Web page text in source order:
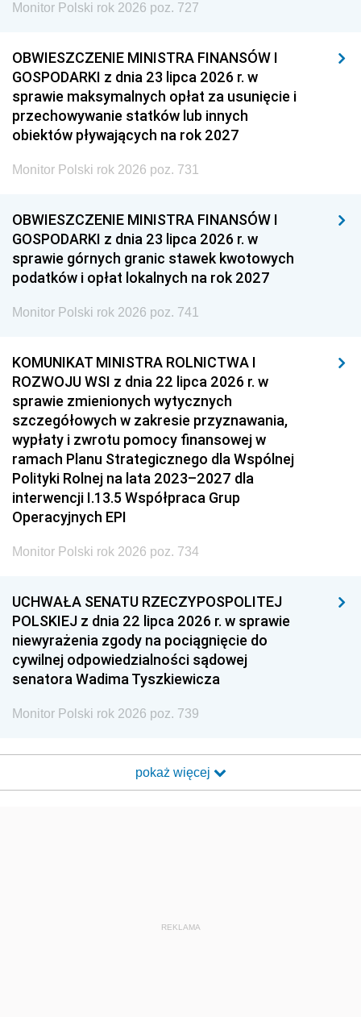
Monitor Polski rok 2026 poz. 727
OBWIESZCZENIE MINISTRA FINANSÓW I
GOSPODARKI z dnia 23 lipca 2026 r. w
sprawie maksymalnych opłat za usunięcie i
przechowywanie statków lub innych
obiektów pływających na rok 2027
Monitor Polski rok 2026 poz. 731
OBWIESZCZENIE MINISTRA FINANSÓW I
GOSPODARKI z dnia 23 lipca 2026 r. w
sprawie górnych granic stawek kwotowych
podatków i opłat lokalnych na rok 2027
Monitor Polski rok 2026 poz. 741
KOMUNIKAT MINISTRA ROLNICTWA I
ROZWOJU WSI z dnia 22 lipca 2026 r. w
sprawie zmienionych wytycznych
szczegółowych w zakresie przyznawania,
wypłaty i zwrotu pomocy finansowej w
ramach Planu Strategicznego dla Wspólnej
Polityki Rolnej na lata 2023–2027 dla
interwencji I.13.5 Współpraca Grup
Operacyjnych EPI
Monitor Polski rok 2026 poz. 734
UCHWAŁA SENATU RZECZYPOSPOLITEJ
POLSKIEJ z dnia 22 lipca 2026 r. w sprawie
niewyrażenia zgody na pociągnięcie do
cywilnej odpowiedzialności sądowej
senatora Wadima Tyszkiewicza
Monitor Polski rok 2026 poz. 739
pokaż więcej
REKLAMA